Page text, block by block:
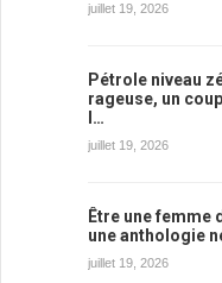
juillet 19, 2026
Pétrole niveau
rageuse, un
l…
juillet 19, 2026
Être une femme
une anthologie
juillet 19, 2026